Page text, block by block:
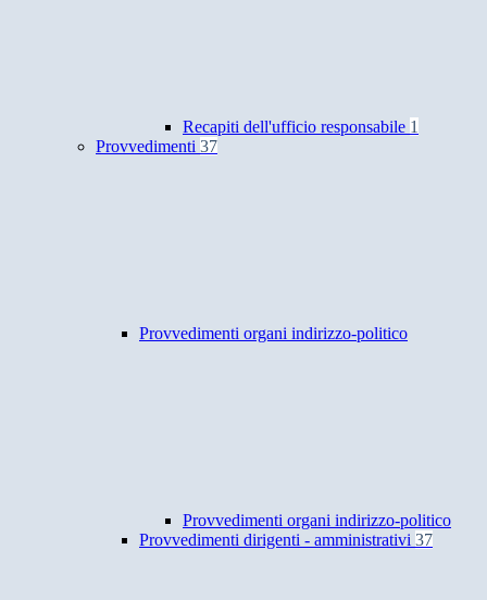
Recapiti dell'ufficio responsabile 1
Provvedimenti 37
Provvedimenti organi indirizzo-politico
Provvedimenti organi indirizzo-politico
Provvedimenti dirigenti - amministrativi 37